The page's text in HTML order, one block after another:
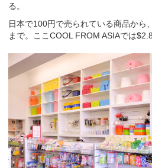
る。
日本で100円で売られている商品から
まで。ここCOOL FROM ASIAでは